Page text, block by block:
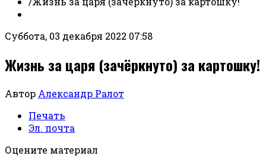
Суббота, 03 декабря 2022 07:58
Жизнь за царя (зачёркнуто) за картошку!
Автор Александр Ралот
Печать
Эл. почта
Оцените материал